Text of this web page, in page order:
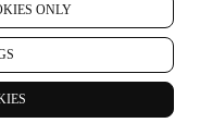
ONLY
at (a) Le Creuset
og
enheter drar nytte
samt utvikler egne
på lokalt nivå
behandlingsansvarlige